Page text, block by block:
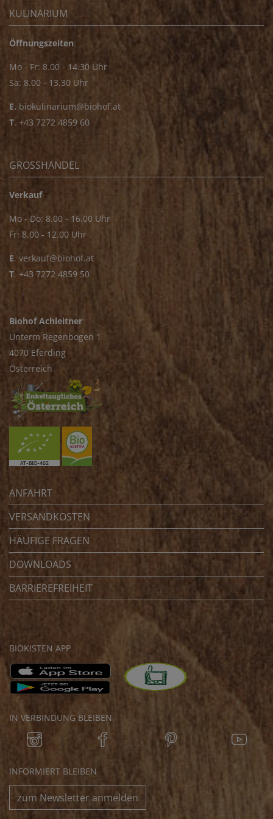
KULINARIUM
Öffnungszeiten
Mo - Fr: 8.00 - 14.30 Uhr
Sa: 8.00 - 13.30 Uhr
E. biokulinarium@biohof.at
T. +43 7272 4859 60
GROSSHANDEL
Verkauf
Mo - Do: 8.00 - 16.00 Uhr
Fr: 8.00 - 12.00 Uhr
E. verkauf@biohof.at
T. +43 7272 4859 50
Biohof Achleitner
Unterm Regenbogen 1
4070 Eferding
Österreich
ANFAHRT
VERSANDKOSTEN
HÄUFIGE FRAGEN
DOWNLOADS
BARRIEREFREIHEIT
BIOKISTEN APP
IN VERBINDUNG BLEIBEN
INFORMIERT BLEIBEN
zum Newsletter anmelden